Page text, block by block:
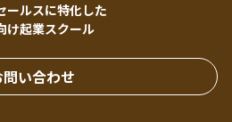
ールスに特化した
け起業スクール
問い合わせ